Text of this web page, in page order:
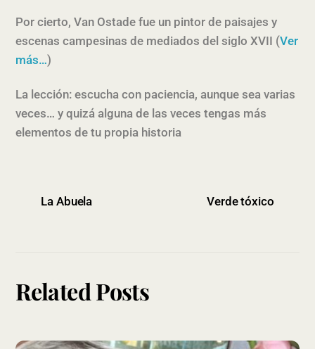
Por cierto, Van Ostade fue un pintor de paisajes y
escenas campesinas de mediados del siglo XVII (Ver
más…)
La lección: escucha con paciencia, aunque sea varias
veces… y quizá alguna de las veces tengas más
elementos de tu propia historia
La Abuela Verde tóxico
Related Posts